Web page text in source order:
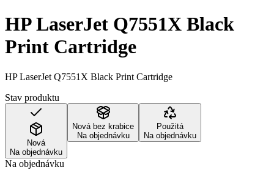
HP LaserJet Q7551X Black
Print Cartridge
HP LaserJet Q7551X Black Print Cartridge
Stav produktu
Nová
Na objednávku
Nová bez krabice
Na objednávku
Použitá
Na objednávku
Na objednávku